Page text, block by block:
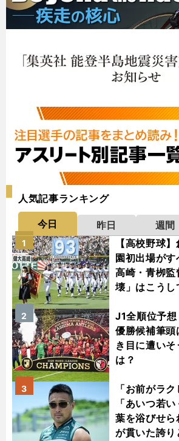
人気記事ランキング
今日 昨日 週間
【高校野球
園初出場が
高崎・青栁監
壊」はこうし
1
J1全順位予
優勝候補筆
き目に遭い
は？
2
「お前がラ
「あいつ若
葉を浴びせら
が貫いた誇り
3